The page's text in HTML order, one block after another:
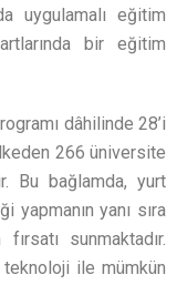
uygulamalı eğitim
bir eğitim
dâhilinde 28’i
266 üniversite
Bu bağlamda, yurt
yapmanın yanı sıra
sunmaktadır.
ile mümkün